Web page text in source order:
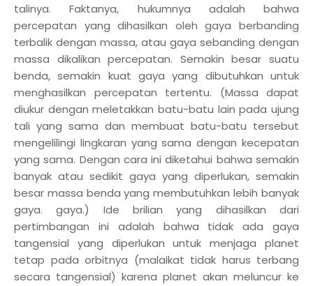
talinya. Faktanya, hukumnya adalah bahwa
percepatan yang dihasilkan oleh gaya berbanding
terbalik dengan massa, atau gaya sebanding dengan
massa dikalikan percepatan. Semakin besar suatu
benda, semakin kuat gaya yang dibutuhkan untuk
menghasilkan percepatan tertentu. (Massa dapat
diukur dengan meletakkan batu-batu lain pada ujung
tali yang sama dan membuat batu-batu tersebut
mengelilingi lingkaran yang sama dengan kecepatan
yang sama. Dengan cara ini diketahui bahwa semakin
banyak atau sedikit gaya yang diperlukan, semakin
besar massa benda yang membutuhkan lebih banyak
gaya. gaya.) Ide brilian yang dihasilkan dari
pertimbangan ini adalah bahwa tidak ada gaya
tangensial yang diperlukan untuk menjaga planet
tetap pada orbitnya (malaikat tidak harus terbang
secara tangensial) karena planet akan meluncur ke